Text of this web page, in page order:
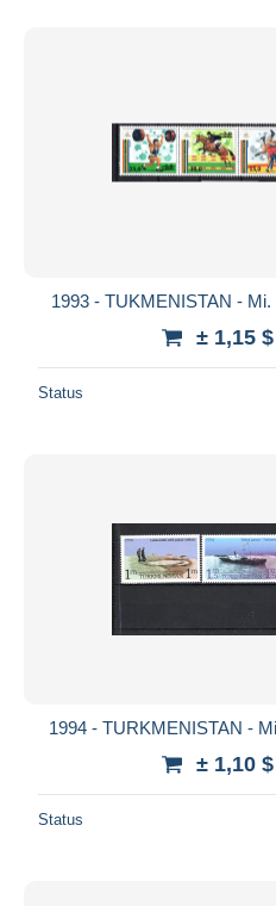
1993 - TUKMENISTAN -
± 1,15 $
Status
1994 - TURKMENISTAN -
± 1,10 $
Status